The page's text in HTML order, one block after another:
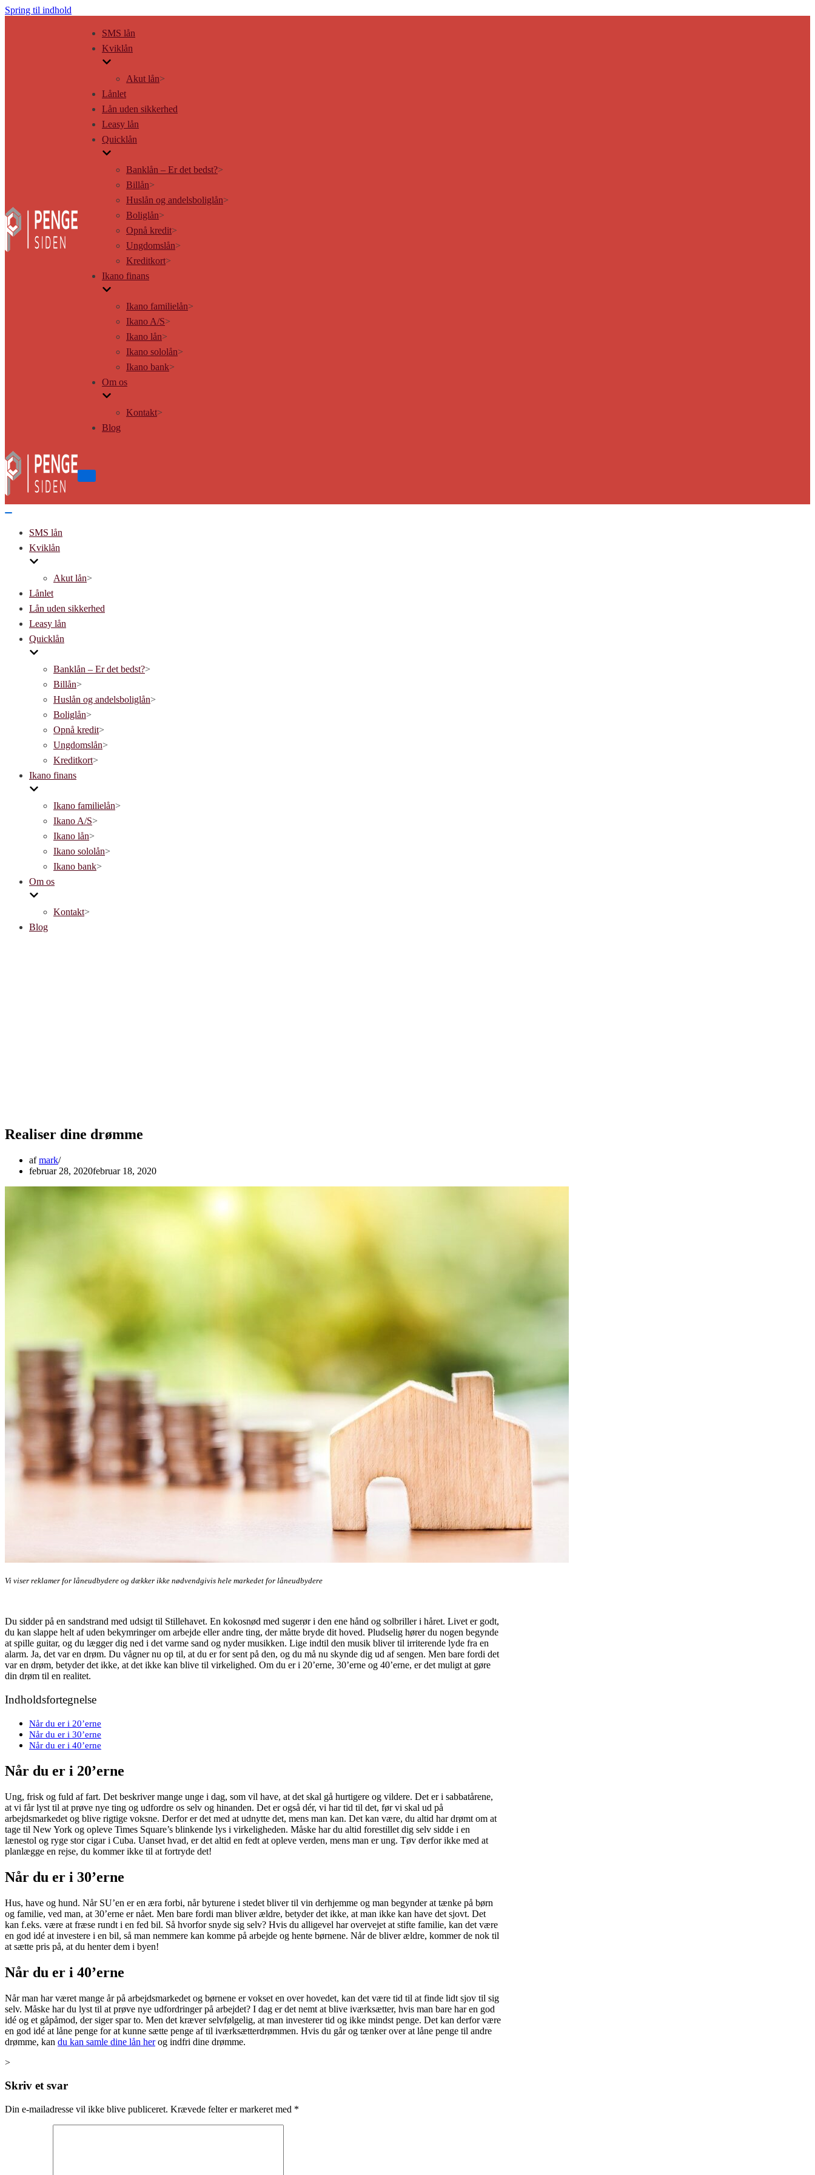
Spring til indhold
SMS lån
Kviklån
Akut lån>
Lånlet
Lån uden sikkerhed
Leasy lån
Quicklån
Banklån – Er det bedst?>
Billån>
Huslån og andelsboliglån>
Boliglån>
Opnå kredit>
Ungdomslån>
Kreditkort>
Ikano finans
Ikano familielån>
Ikano A/S>
Ikano lån>
Ikano sololån>
Ikano bank>
Om os
Kontakt>
Blog
Tænd/sluk
navigationSMS lån
Kviklån
Akut lån>
Lånlet
Lån uden sikkerhed
Leasy lån
Quicklån
Banklån – Er det bedst?>
Billån>
Huslån og andelsboliglån>
Boliglån>
Opnå kredit>
Ungdomslån>
Kreditkort>
Ikano finans
Ikano familielån>
Ikano A/S>
Ikano lån>
Ikano sololån>
Ikano bank>
Om os
Kontakt>
Blog
Realiser dine drømme
afmark
februar 28, 2020februar 18, 2020
Vi viser reklamer for låneudbydere og dækker ikke nødvendgivis hele markedet for låneudbydere
Du sidder på en sandstrand med udsigt til Stillehavet. En kokosnød med sugerør i den ene hånd og solbriller i håret. Livet er godt,
du kan slappe helt af uden bekymringer om arbejde eller andre ting, der måtte bryde dit hoved. Pludselig hører du nogen begynde
at spille guitar, og du lægger dig ned i det varme sand og nyder musikken. Lige indtil den musik bliver til irriterende lyde fra en
alarm. Ja, det var en drøm. Du vågner nu op til, at du er for sent på den, og du må nu skynde dig ud af sengen. Men bare fordi det
var en drøm, betyder det ikke, at det ikke kan blive til virkelighed. Om du er i 20’erne, 30’erne og 40’erne, er det muligt at gøre
din drøm til en realitet.
Indholdsfortegnelse
Når du er i 20’erne
Når du er i 30’erne
Når du er i 40’erne
Når du er i 20’erne
Ung, frisk og fuld af fart. Det beskriver mange unge i dag, som vil have, at det skal gå hurtigere og vildere. Det er i sabbatårene,
at vi får lyst til at prøve nye ting og udfordre os selv og hinanden. Det er også dér, vi har tid til det, før vi skal ud på
arbejdsmarkedet og blive rigtige voksne. Derfor er det med at udnytte det, mens man kan. Det kan være, du altid har drømt om at
tage til New York og opleve Times Square’s blinkende lys i virkeligheden. Måske har du altid forestillet dig selv sidde i en
lænestol og ryge stor cigar i Cuba. Uanset hvad, er det altid en fedt at opleve verden, mens man er ung. Tøv derfor ikke med at
planlægge en rejse, du kommer ikke til at fortryde det!
Når du er i 30’erne
Hus, have og hund. Når SU’en er en æra forbi, når byturene i stedet bliver til vin derhjemme og man begynder at tænke på børn
og familie, ved man, at 30’erne er nået. Men bare fordi man bliver ældre, betyder det ikke, at man ikke kan have det sjovt. Det
kan f.eks. være at fræse rundt i en fed bil. Så hvorfor snyde sig selv? Hvis du alligevel har overvejet at stifte familie, kan det være
en god idé at investere i en bil, så man nemmere kan komme på arbejde og hente børnene. Når de bliver ældre, kommer de nok til
at sætte pris på, at du henter dem i byen!
Når du er i 40’erne
Når man har været mange år på arbejdsmarkedet og børnene er vokset en over hovedet, kan det være tid til at finde lidt sjov til sig
selv. Måske har du lyst til at prøve nye udfordringer på arbejdet? I dag er det nemt at blive iværksætter, hvis man bare har en god
idé og et gåpåmod, der siger spar to. Men det kræver selvfølgelig, at man investerer tid og ikke mindst penge. Det kan derfor være
en god idé at låne penge for at kunne sætte penge af til iværksætterdrømmen. Hvis du går og tænker over at låne penge til andre
drømme, kan du kan samle dine lån herog indfri dine drømme.
>
Skriv et svar
Din e-mailadresse vil ikke blive publiceret. Krævede felter er markeret med *